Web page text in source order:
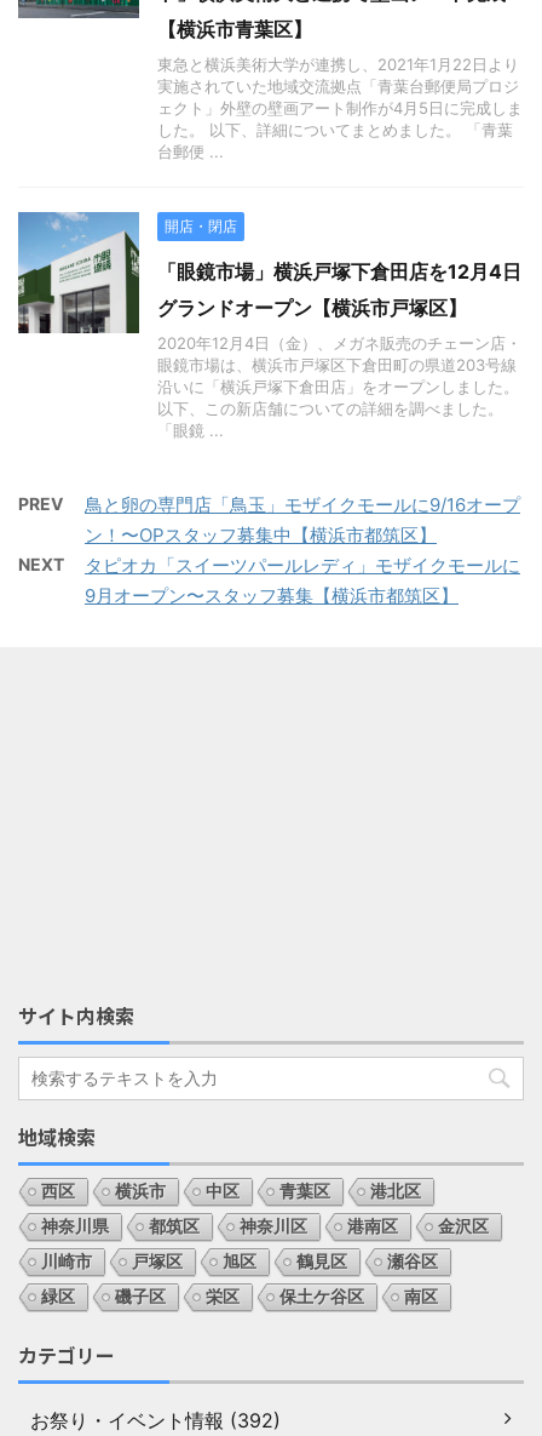
【横浜市青葉区】
東急と横浜美術大学が連携し、2021年1月22日より
実施されていた地域交流拠点「青葉台郵便局プロジ
ェクト」外壁の壁画アート制作が4月5日に完成しま
した。 以下、詳細についてまとめました。 「青葉
台郵便 ...
開店・閉店
「眼鏡市場」横浜戸塚下倉田店を12月4日
グランドオープン【横浜市戸塚区】
2020年12月4日（金）、メガネ販売のチェーン店・
眼鏡市場は、横浜市戸塚区下倉田町の県道203号線
沿いに「横浜戸塚下倉田店」をオープンしました。
以下、この新店舗についての詳細を調べました。
「眼鏡 ...
PREV
鳥と卵の専門店「鳥玉」モザイクモールに9/16オープ
ン！〜OPスタッフ募集中【横浜市都筑区】
NEXT
タピオカ「スイーツパールレディ」モザイクモールに
9月オープン〜スタッフ募集【横浜市都筑区】
サイト内検索
地域検索
西区 横浜市 中区 青葉区
港北区
神奈川県
都筑区 神奈川区 港南区
金沢区
川崎市
戸塚区 旭区 鶴見区
瀬谷区
緑区
磯子区 栄区 保土ケ谷区 南区
カテゴリー
お祭り・イベント情報 (392)